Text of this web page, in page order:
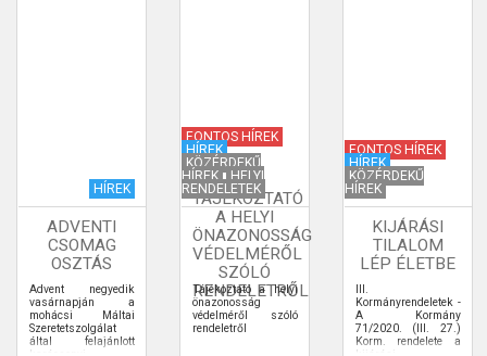
HÍREK
ADVENTI
CSOMAG
OSZTÁS
Advent negyedik
vasárnapján a
mohácsi Máltai
Szeretetszolgálat
által felajánlott
FONTOS HÍREK
HÍREK
KÖZÉRDEKŰ
HÍREK
HELYI
RENDELETEK
TÁJÉKOZTATÓ
A HELYI
ÖNAZONOSSÁG
VÉDELMÉRŐL
SZÓLÓ
RENDELETRŐL
Tájékoztató a helyi
önazonosság
védelméről szóló
rendeletről
FONTOS HÍREK
HÍREK
KÖZÉRDEKŰ
HÍREK
KIJÁRÁSI
TILALOM
LÉP ÉLETBE
III.
Kormányrendeletek -
A Kormány
71/2020. (III. 27.)
Korm. rendelete a